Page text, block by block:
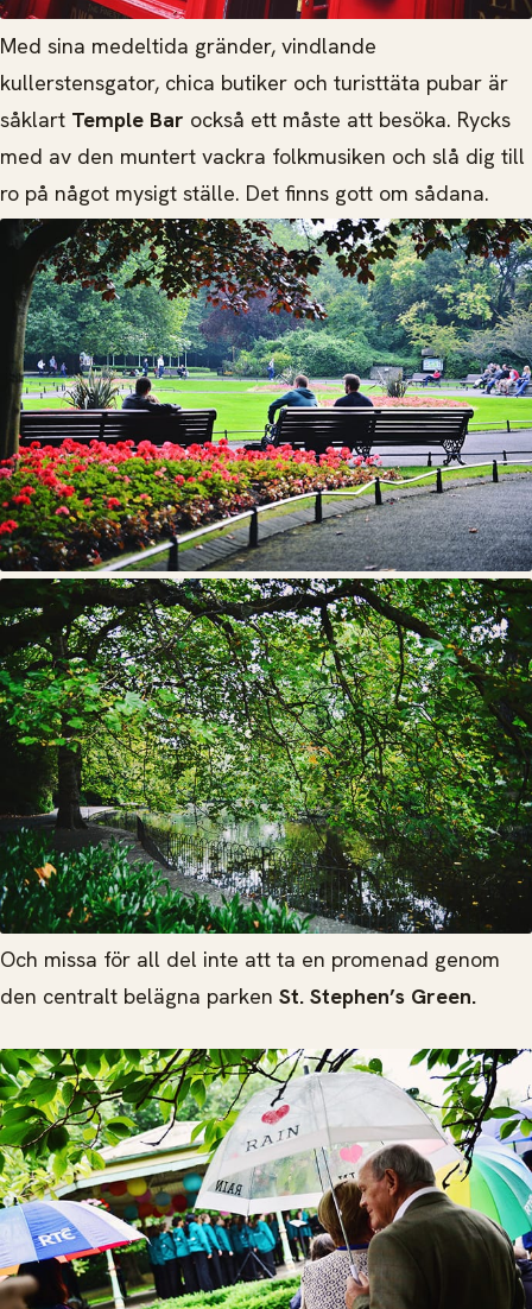
Med sina medeltida gränder, vindlande
kullerstensgator, chica butiker och turisttäta pubar är
såklart Temple Bar också ett måste att besöka. Rycks
med av den muntert vackra folkmusiken och slå dig till
ro på något mysigt ställe. Det finns gott om sådana.
Och missa för all del inte att ta en promenad genom
den centralt belägna parken St. Stephen’s Green.